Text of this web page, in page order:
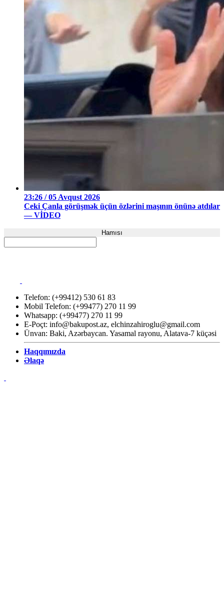
23:26 / 05 Avqust 2026
Ceki Çanla görüşmək üçün özlərini maşının önünə atdılar
— VİDEO
Hamısı
Telefon: (+99412) 530 61 83
Mobil Telefon: (+99477) 270 11 99
Whatsapp: (+99477) 270 11 99
E-Poçt: info@bakupost.az, elchinzahiroglu@gmail.com
Ünvan: Baki, Azərbaycan. Yasamal rayonu, Alatava-7 küçəsi
Haqqımızda
Əlaqə